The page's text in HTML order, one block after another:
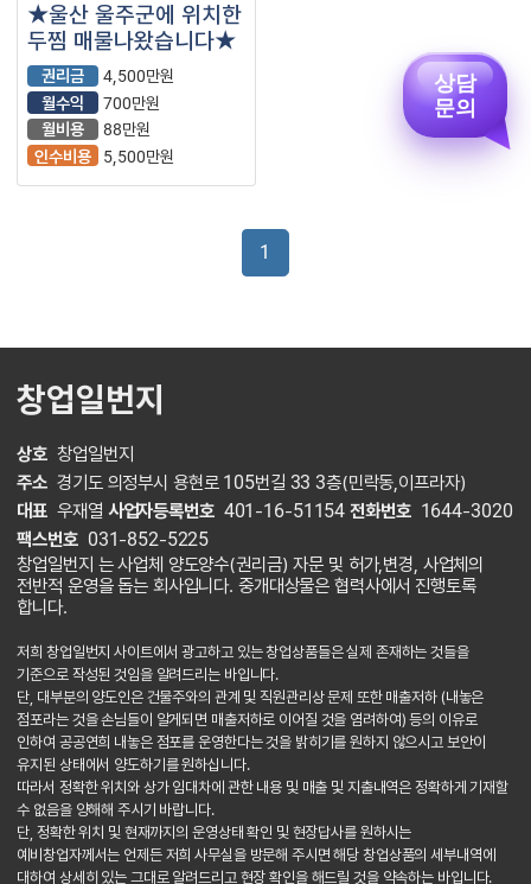
★울산 울주군에 위치한
두찜 매물나왔습니다★
권리금
4,500만원
월수익
700만원
월비용
88만원
인수비용
5,500만원
1
창업일번지
상호 창업일번지
주소 경기도 의정부시 용현로 105번길 33 3층(민락동,이프라자)
대표 우재열 사업자등록번호 401-16-51154 전화번호 1644-3020
팩스번호 031-852-5225
창업일번지 는 사업체 양도양수(권리금) 자문 및 허가,변경, 사업체의
전반적 운영을 돕는 회사입니다. 중개대상물은 협력사에서 진행토록
합니다.
저희 창업일번지 사이트에서 광고하고 있는 창업상품들은 실제 존재하는 것들을
기준으로 작성된 것임을 알려드리는 바입니다.
단, 대부분의 양도인은 건물주와의 관계 및 직원관리상 문제 또한 매출저하 (내놓은
점포라는 것을 손님들이 알게되면 매출저하로 이어질 것을 염려하여) 등의 이유로
인하여 공공연희 내놓은 점포를 운영한다는 것을 밝히기를 원하지 않으시고 보안이
유지된 상태에서 양도하기를 원하십니다.
따라서 정확한 위치와 상가 임대차에 관한 내용 및 매출 및 지출내역은 정확하게 기재할
수 없음을 양해해 주시기 바랍니다.
단, 정확한 위치 및 현재까지의 운영상태 확인 및 현장답사를 원하시는
예비창업자께서는 언제든 저희 사무실을 방문해 주시면 해당 창업상품의 세부내역에
대하여 상세히 있는 그대로 알려드리고 현장 확인을 해드릴 것을 약속하는 바입니다.
상담
문의